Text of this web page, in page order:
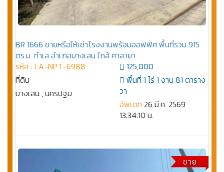
BR 1666 ขายหรือให้เช่าโรงงานพร้อมออฟฟิศ พื้นที่รวม 915
ตร.ม. ทำเล อำเภอบางเลน ใกล้ ศาลายา
รหัส : LA-NPT-6988
ที่ดิน
บางเลน , นครปฐม
125,000
พื้นที่ 1 ไร่ 1 งาน 81 ตาราง
วา
อัพเดท 26 มี.ค. 2569
13:34:10 น.
ขาย